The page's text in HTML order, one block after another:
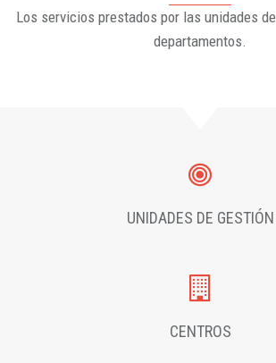
Los servicios prestados por las unidades
departamentos.
UNIDADES DE GESTIÓN
CENTROS